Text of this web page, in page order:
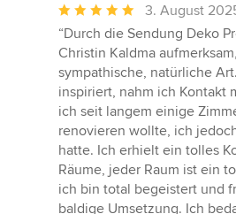
Durchschnittliche
Bewertung:
5
von
5
Sternen
3. August
“Durch die Sendung Deko
Christin Kaldma
sympathische, natürliche
inspiriert, nahm ich Kontakt
ich seit langem einige
renovieren wollte, ich
hatte. Ich erhielt ein tolles
Räume, jeder Raum ist ein
ich bin total begeistert und
baldige Umsetzung. Ich